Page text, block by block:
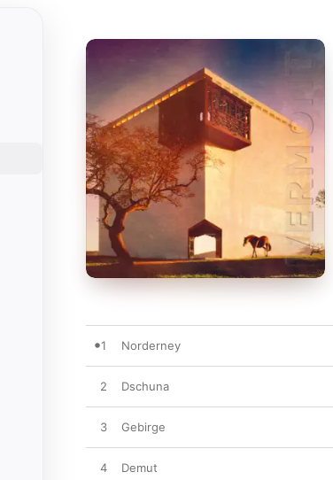
1 Norderney
2 Dschuna
3 Gebirge
4 Demut